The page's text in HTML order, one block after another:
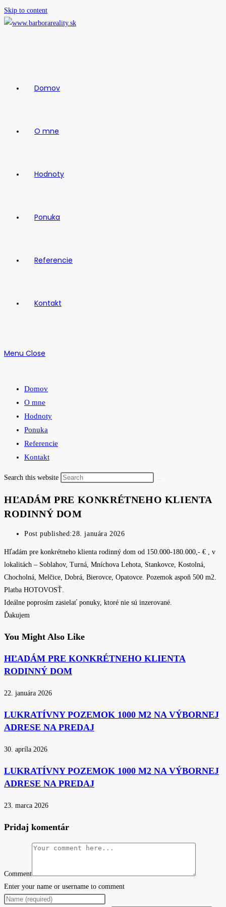
Skip to content
Domov
O mne
Hodnoty
Ponuka
Referencie
Kontakt
Menu Close
Domov
O mne
Hodnoty
Ponuka
Referencie
Kontakt
Search this website
HĽADÁM PRE KONKRÉTNEHO KLIENTA
RODINNÝ DOM
Post published:28. januára 2026
Hľadám pre konkrétneho klienta rodinný dom od 150.000-180.000,- € , v
lokalitách – Soblahov, Turná, Mníchova Lehota, Stankovce, Kostolná,
Chocholná, Melčice, Dobrá, Bierovce, Opatovce. Pozemok aspoň 500 m2.
Platba HOTOVOSŤ.
Ideálne poprosím zasielať ponuky, ktoré nie sú inzerované.
Ďakujem
You Might Also Like
HĽADÁM PRE KONKRÉTNEHO KLIENTA
RODINNÝ DOM
22. januára 2026
LUKRATÍVNY POZEMOK 1000 M2 NA VÝBORNEJ
ADRESE NA PREDAJ
30. apríla 2026
LUKRATÍVNY POZEMOK 1000 M2 NA VÝBORNEJ
ADRESE NA PREDAJ
23. marca 2026
Pridaj komentár
Comment
Enter your name or username to comment